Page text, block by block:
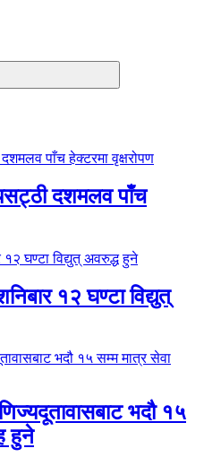
दशमलव पाँच
१२ घण्टा विद्युत्
भदौ १५
हुने